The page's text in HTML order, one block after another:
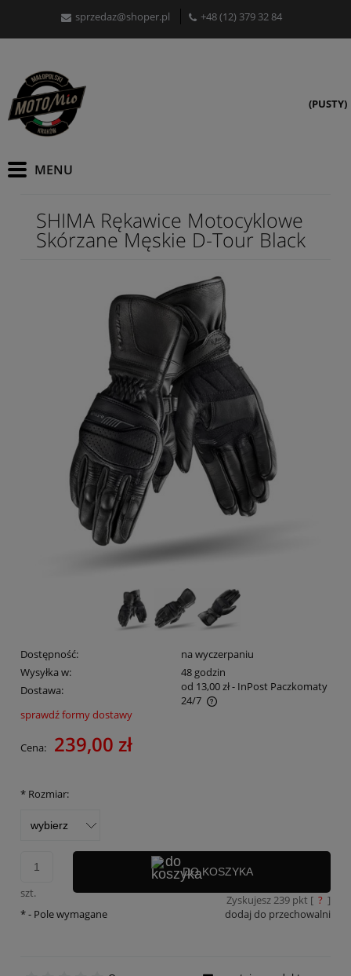
sprzedaz@shoper.pl +48 (12) 379 32 84
(PUSTY)
SHIMA Rękawice Motocyklowe
Skórzane Męskie D-Tour Black
Dostępność:
na wyczerpaniu
Wysyłka w:
48 godzin
Dostawa:
od 13,00 zł- InPost Paczkomaty
24/7
Cena nie zawiera ewentualnych kosztów płatności
sprawdź formy dostawy
Cena: 239,00 zł
* Rozmiar:
szt.
DO KOSZYKA
Zyskujesz239pkt [ ? ]
dodaj do przechowalni
*- Pole wymagane